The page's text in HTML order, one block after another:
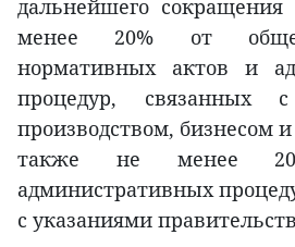
дальнейшего
менее 20% от
нормативных актов и
процедур, связанных
производством, бизнесом
также не менее
административных
с указаниями